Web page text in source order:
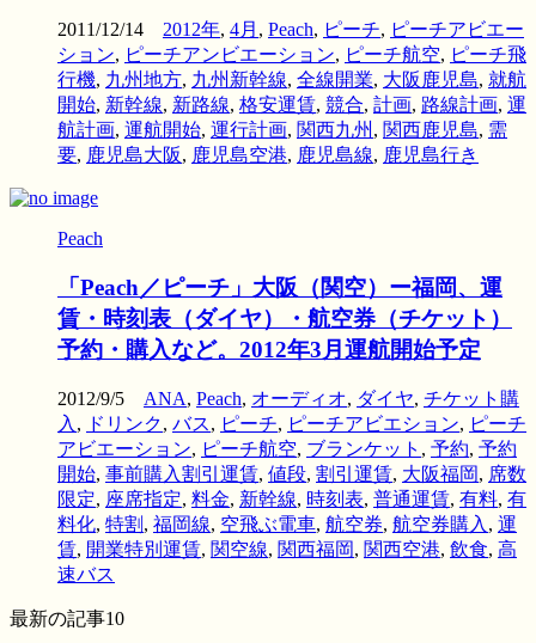
2011/12/14 2012年, 4月 , Peach, ピーチ, ピーチアビエー
ション, ピーチアンビエーション, ピーチ航空, ピーチ飛
行機, 九州地方, 九州新幹線, 全線開業, 大阪鹿児島, 就航
開始, 新幹線, 新路線, 格安運賃, 競合, 計画, 路線計画, 運
航計画, 運航開始, 運行計画, 関西九州 , 関西鹿児島, 需
要, 鹿児島大阪, 鹿児島空港, 鹿児島線, 鹿児島行き
Peach
「Peach／ピーチ」大阪（関空）ー福岡、運
賃・時刻表（ダイヤ）・航空券（チケット）
予約・購入など。2012年3月運航開始予定
2012/9/5 ANA, Peach, オーディオ, ダイヤ, チケット購
入 , ドリンク, バス, ピーチ, ピーチアビエション, ピーチ
アビエーション, ピーチ航空, ブランケット , 予約, 予約
開始, 事前購入割引運賃, 値段, 割引運賃, 大阪福岡, 席数
限定, 座席指定, 料金, 新幹線, 時刻表, 普通運賃, 有料, 有
料化, 特割 , 福岡線, 空飛ぶ電車, 航空券, 航空券購入 , 運
賃, 開業特別運賃, 関空線, 関西福岡, 関西空港, 飲食, 高
速バス
最新の記事10